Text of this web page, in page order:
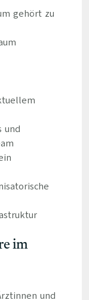
gehört zu
und
im
und